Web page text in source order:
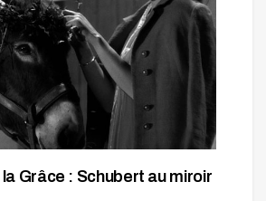
la Grâce : Schubert au miroir